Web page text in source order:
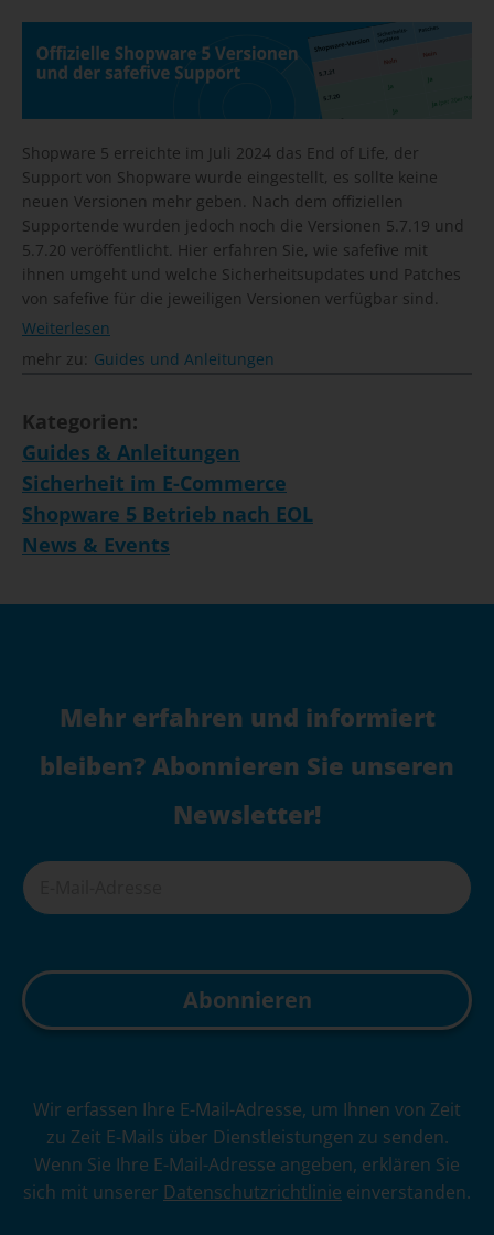
Shopware 5 erreichte im Juli 2024 das End of Life, der
Support von Shopware wurde eingestellt, es sollte keine
neuen Versionen mehr geben. Nach dem offiziellen
Supportende wurden jedoch noch die Versionen 5.7.19 und
5.7.20 veröffentlicht. Hier erfahren Sie, wie safefive mit
ihnen umgeht und welche Sicherheitsupdates und Patches
von safefive für die jeweiligen Versionen verfügbar sind.
Weiterlesen
mehr zu: Guides und Anleitungen
Kategorien:
Guides & Anleitungen
Sicherheit im E-Commerce
Shopware 5 Betrieb nach EOL
News & Events
Mehr erfahren und informiert
bleiben? Abonnieren Sie unseren
Newsletter!
e
Wir erfassen Ihre E-Mail-Adresse, um Ihnen von Zeit
zu Zeit E-Mails über Dienstleistungen zu senden.
Wenn Sie Ihre E-Mail-Adresse angeben, erklären Sie
sich mit unserer Datenschutzrichtlinie einverstanden.